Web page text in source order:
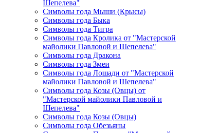
Шепелева"
Символы года Мыши (Крысы)
Символы года Быка
Символы года Тигра
Символы года Кролика от "Мастерской
майолики Павловой и Шепелева"
Символы года Дракона
Символы года Змеи
Символы года Лошади от "Мастерской
майолики Павловой и Шепелева"
Символы года Козы (Овцы) от
"Мастерской майолики Павловой и
Шепелева"
Символы года Козы (Овцы)
Символы года Обезьяны